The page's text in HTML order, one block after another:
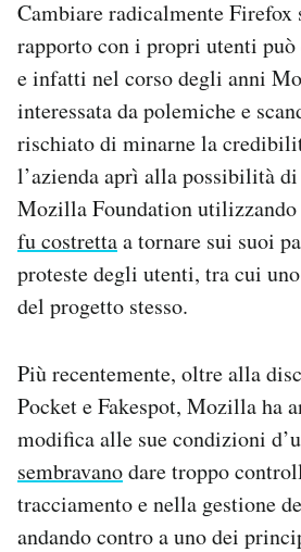
Cambiare radicalmente Firefox
rapporto con i propri utenti può
e infatti nel corso degli anni
interessata da polemiche e
rischiato di minarne la
l’azienda aprì alla possibilità
Mozilla Foundation
fu costrettaa tornare sui suoi
proteste degli utenti, tra cui
del progetto stesso.
Più recentemente, oltre alla
Pocket e Fakespot, Mozilla ha
modifica alle sue condizioni
sembravanodare troppo
tracciamento e nella gestione
andando contro a uno dei